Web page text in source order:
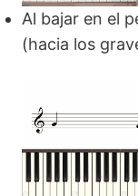
Al bajar en el
(hacia los